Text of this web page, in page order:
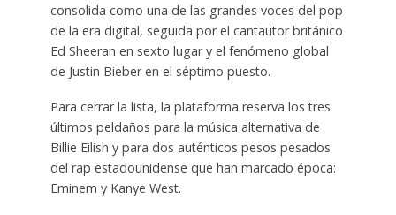
consolida como una de las grandes voces del pop
de la era digital, seguida por el cantautor británico
Ed Sheeran en sexto lugar y el fenómeno global
de Justin Bieber en el séptimo puesto.
Para cerrar la lista, la plataforma reserva los tres
últimos peldaños para la música alternativa de
Billie Eilish y para dos auténticos pesos pesados
del rap estadounidense que han marcado época:
Eminem y Kanye West.